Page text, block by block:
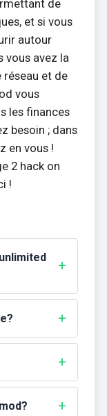
de
et si vous
autour
vous avez la
réseau et de
vous
les finances
besoin ; dans
en vous !
2 hack on
!